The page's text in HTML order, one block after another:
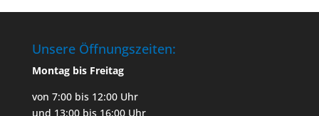
Unsere Öffnungszeiten:
Montag bis Freitag
von 7:00 bis 12:00 Uhr
und 13:00 bis 16:00 Uhr